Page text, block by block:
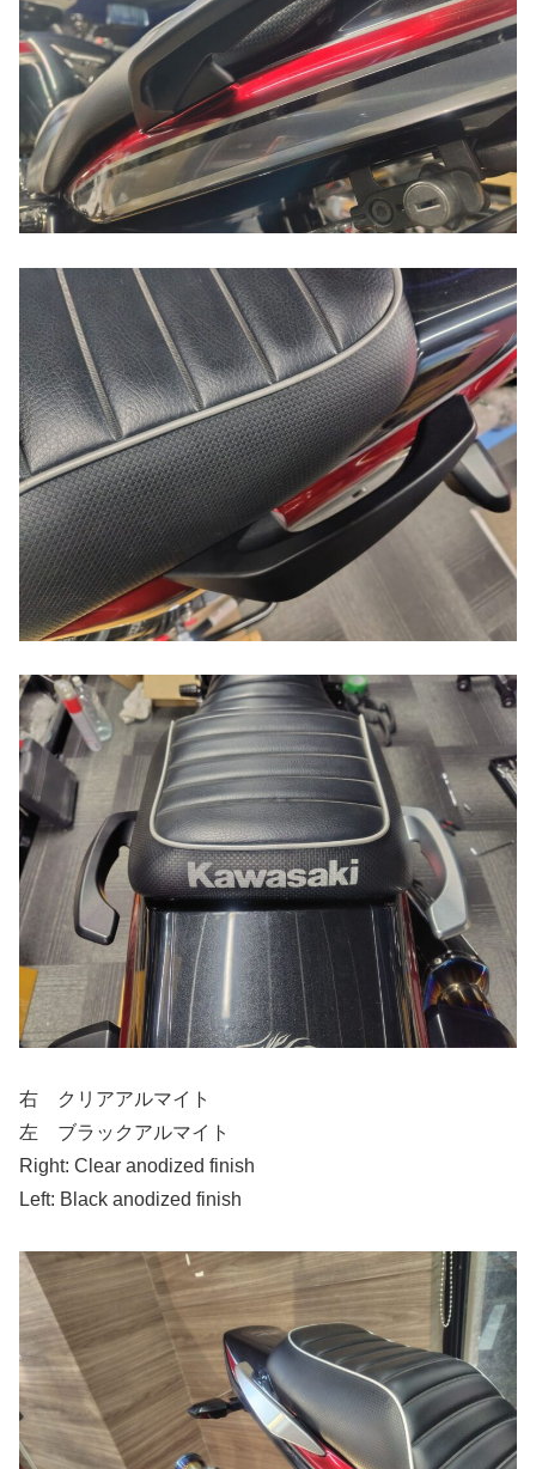
右 クリアアルマイト
左 ブラックアルマイト
Right: Clear anodized finish
Left: Black anodized finish